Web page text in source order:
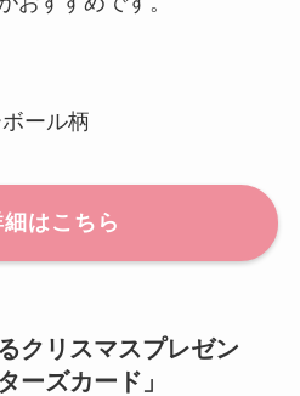
ール柄
はこちら
クリスマスプレゼン
ーズカード」